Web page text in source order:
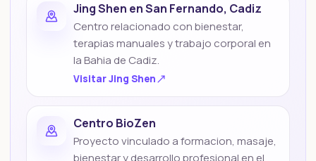
Jing Shen en San Fernando, Cadiz
Centro relacionado con bienestar,
terapias manuales y trabajo corporal en
la Bahia de Cadiz.
VisitarJing Shen
Centro BioZen
Proyecto vinculado a formacion, masaje,
bienestar y desarrollo profesional en el